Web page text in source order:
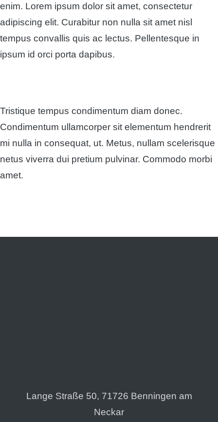
enim. Lorem ipsum dolor sit amet, consectetur
adipiscing elit. Curabitur non nulla sit amet nisl
tempus convallis quis ac lectus. Pellentesque in
ipsum id orci porta dapibus.
Tristique tempus condimentum diam donec.
Condimentum ullamcorper sit elementum hendrerit
mi nulla in consequat, ut. Metus, nullam scelerisque
netus viverra dui pretium pulvinar. Commodo morbi
amet.
Lange Straße 50, 71726 Benningen am
Neckar